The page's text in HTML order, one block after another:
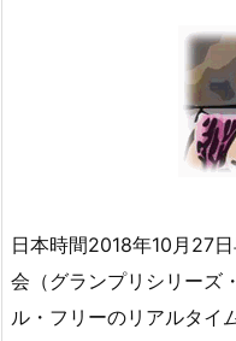
日本時間2018年10月27
会（グランプリシリーズ
ル・フリーのリアルタイ